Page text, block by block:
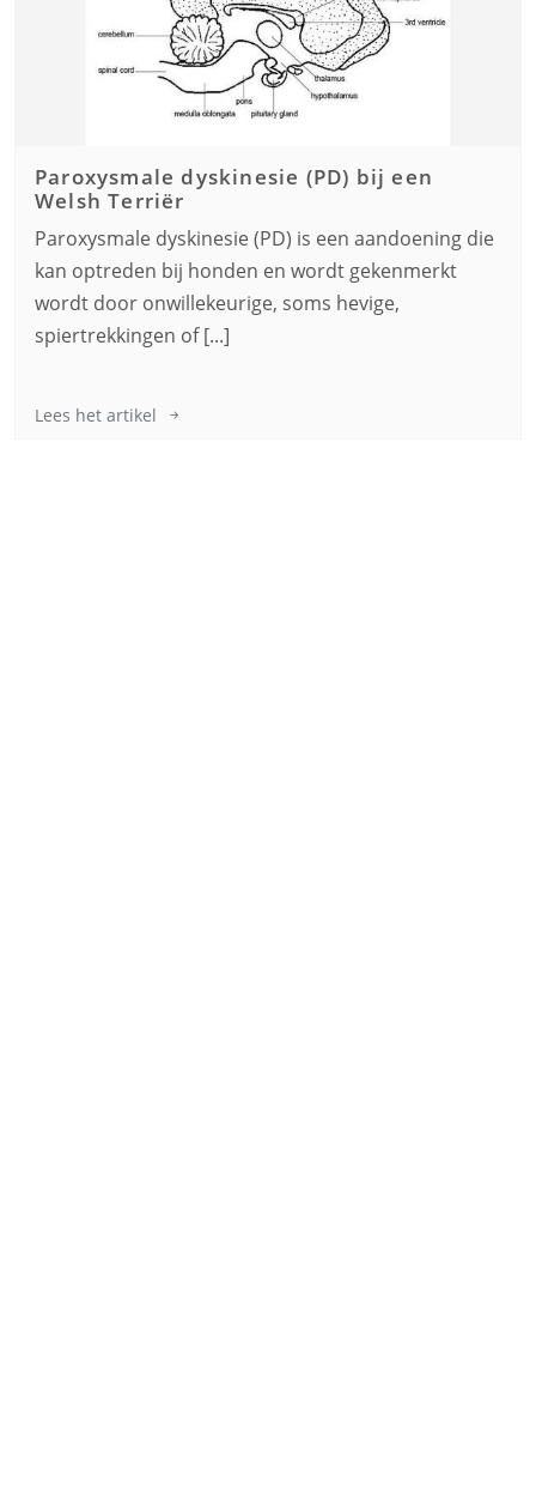
Paroxysmale dyskinesie (PD) bij een
Welsh Terriër
Paroxysmale dyskinesie (PD) is een aandoening die
kan optreden bij honden en wordt gekenmerkt
wordt door onwillekeurige, soms hevige,
spiertrekkingen of [...]
Lees het artikel